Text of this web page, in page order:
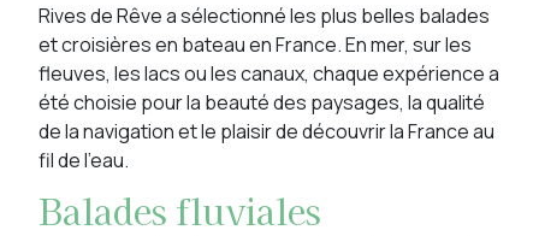
Rives de Rêve a sélectionné les plus belles balades
et croisières en bateau en France. En mer, sur les
fleuves, les lacs ou les canaux, chaque expérience a
été choisie pour la beauté des paysages, la qualité
de la navigation et le plaisir de découvrir la France au
fil de l'eau.
Balades fluviales